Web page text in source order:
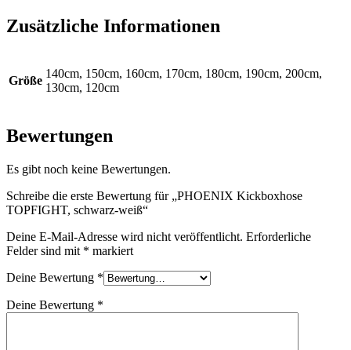
Zusätzliche Informationen
Größe
140cm, 150cm, 160cm, 170cm, 180cm, 190cm, 200cm,
130cm, 120cm
Bewertungen
Es gibt noch keine Bewertungen.
Schreibe die erste Bewertung für „PHOENIX Kickboxhose
TOPFIGHT, schwarz-weiß“
Deine E-Mail-Adresse wird nicht veröffentlicht. Erforderliche
Felder sind mit * markiert
Deine Bewertung *
Deine Bewertung *